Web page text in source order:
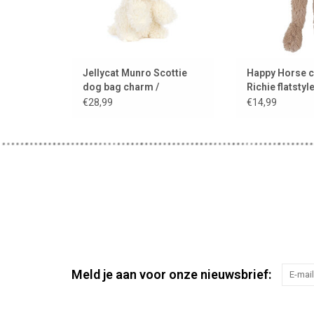
Jellycat Munro Scottie
dog bag charm /
tassenhanger
€28,99
Happy Horse
Richie flatstyle
€14,99
Meld je aan voor onze nieuwsbrief: